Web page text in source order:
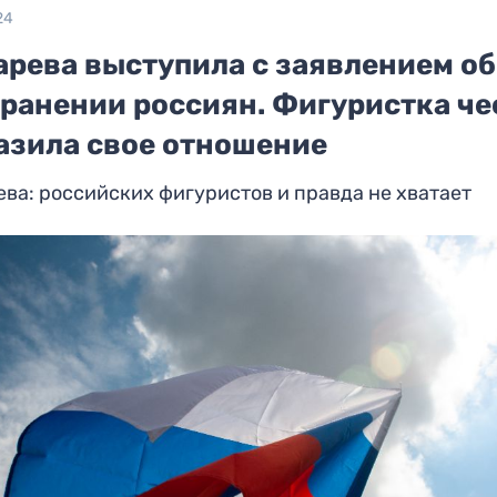
выступила с заявлением об
россиян. Фигуристка
свое отношение
российских фигуристов и правда не хватает